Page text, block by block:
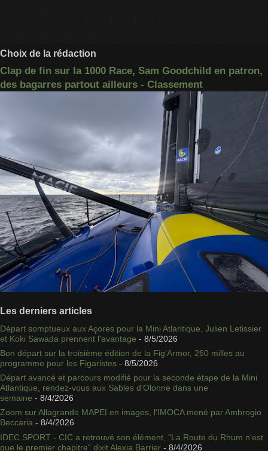
Choix de la rédaction
Clap de fin sur la 1000 Race, Sam Goodchild en patron,
des bagarres partout ailleurs - Classement
Les derniers articles
Départ somptueux aux Açores pour la Mini Atlantique, Julien Letissier
et Koki Sawada prennent l'avantage - 8/5/2026
Bon départ sur la troisième édition de la Fig’Armor, 260 milles au
programme pour les Figaristes - 8/5/2026
Départ avancé et parcours modifié pour la seconde étape de la Mini
Atlantique, rendez-vous aux Sables d'Olonne dans une
semaine - 8/4/2026
Zoom sur Allagrande MAPEI en images, l'IMOCA mené par Ambrogio
Beccaria - 8/4/2026
IDEC SPORT - CIC a retrouvé son élément, "La Route du Rhum n'est
que le premier chapitre" dixit Alexia Barrier - 8/4/2026